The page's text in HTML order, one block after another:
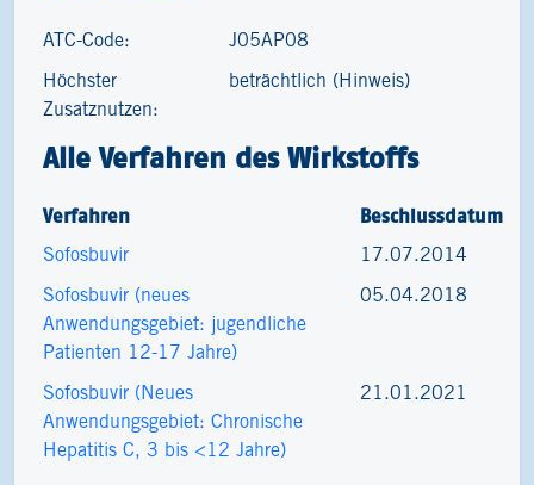
ATC-Code: J05AP08
Höchster
Zusatznutzen:
beträchtlich (Hinweis)
Alle Verfahren des Wirkstoffs
Verfahren Beschlussdatum
Sofosbuvir 17.07.2014
Sofosbuvir (neues
Anwendungsgebiet: jugendliche
Patienten 12-17 Jahre)
05.04.2018
Sofosbuvir (Neues
Anwendungsgebiet: Chronische
Hepatitis C, 3 bis <12 Jahre)
21.01.2021